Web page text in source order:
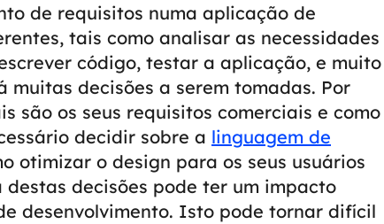
de requisitos numa aplicação de
tais como analisar as necessidades
código, testar a aplicação, e muito
muitas decisões a serem tomadas. Por
são os seus requisitos comerciais e como
decidir sobre a linguagem de
otimizar o design para os seus usuários
decisões pode ter um impacto
desenvolvimento. Isto pode tornar difícil